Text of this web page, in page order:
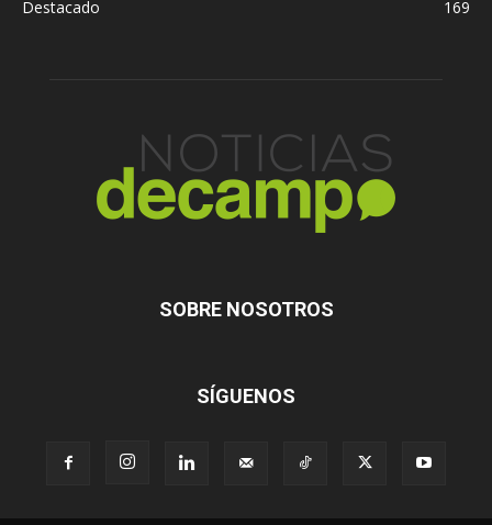
Destacado
169
SOBRE NOSOTROS
SÍGUENOS